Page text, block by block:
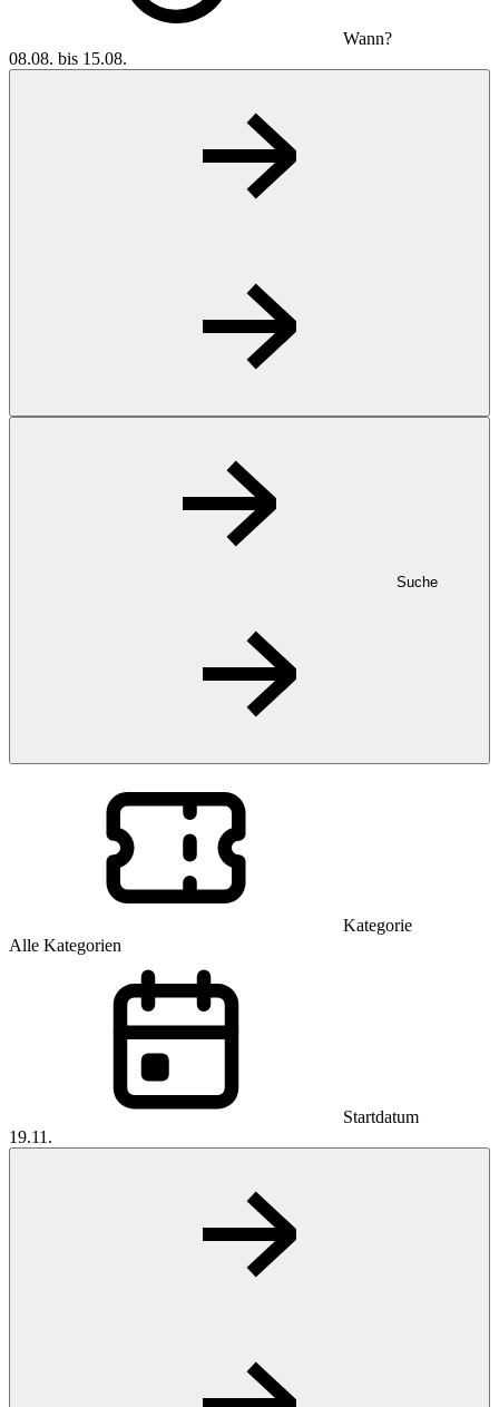
Wann?
08.08. bis 15.08.
Suche
Kategorie
Alle Kategorien
Startdatum
19.11.